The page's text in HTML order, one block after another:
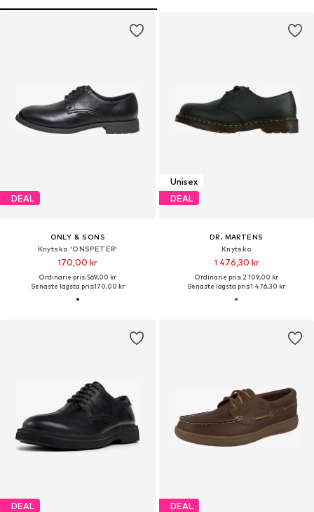
DEAL
ONLY & SONS
Knytsko 'ONSPETER'
170,00 kr
Ordinarie pris: 569,00 kr
Senaste lägsta pris:170,00 kr
Unisex
DEAL
DR. MARTENS
Knytsko
1 476,30 kr
Ordinarie pris: 2 109,00 kr
Senaste lägsta pris:1 476,30 kr
DEAL DEAL